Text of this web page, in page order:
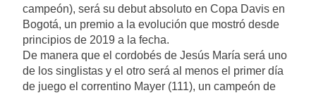
campeón), será su debut absoluto en Copa Davis en
Bogotá, un premio a la evolución que mostró desde
principios de 2019 a la fecha.
De manera que el cordobés de Jesús María será uno
de los singlistas y el otro será al menos el primer día
de juego el correntino Mayer (111), un campeón de